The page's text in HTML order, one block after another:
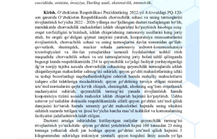
determine tonometric IOP and eye hydrodynamics in
newborns and patients with microphthalmia and/or
blepharophimosis, which greatly facilitates the work of
pediatric ophthalmologists and reduces examination time.